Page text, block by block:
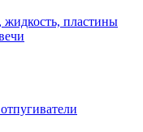
пластины